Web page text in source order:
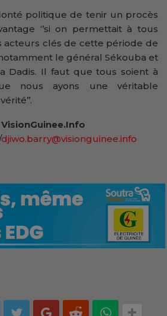
politique de tenir un procès
‘’si on permettait à tous
acteurs clés de cette période de
le général Sékouba et
Dadis. Il faut que tous soient à
nous ayons une véritable
djiwo.barry@visionguinee.info